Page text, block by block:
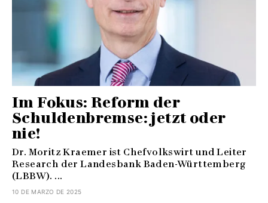
Im Fokus: Reform der
Schuldenbremse: jetzt oder
nie!
Dr. Moritz Kraemer ist Chefvolkswirt und Leiter
Research der Landesbank Baden-Württemberg
(LBBW). ...
10 DE MARZO DE 2025